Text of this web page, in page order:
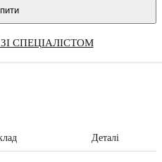
СПЕЦІАЛІСТОМ
Деталі